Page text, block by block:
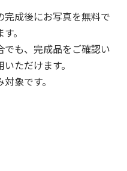
成後にお写真を無料で
。
も、完成品をご確認い
ただけます。
象です。